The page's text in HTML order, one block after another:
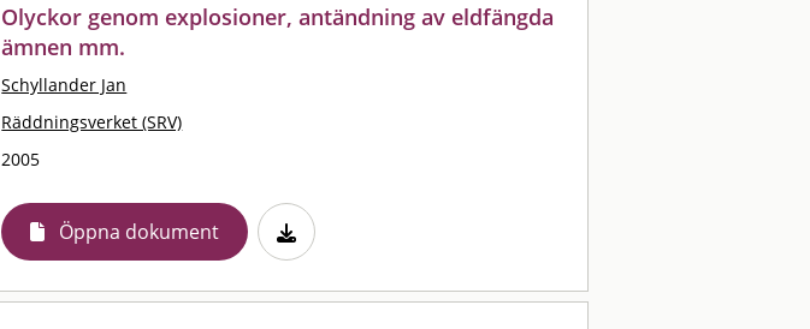
Olyckor genom explosioner, antändning av eldfängda
ämnen mm.
Schyllander Jan
Räddningsverket (SRV)
2005
Öppna dokument